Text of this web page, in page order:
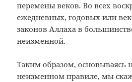
перемены веков. Во всех
ежедневных, годовых или
законов Аллаха в
неизменной.
Таким образом, основываясь
неизменном правиле, мы